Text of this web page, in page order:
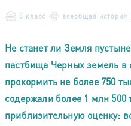
5 класс всеобщая история
Не станет ли Земля
пастбища Черных земель в
прокормить не более 750
содержали более 1 млн 500
приблизительную оценку: